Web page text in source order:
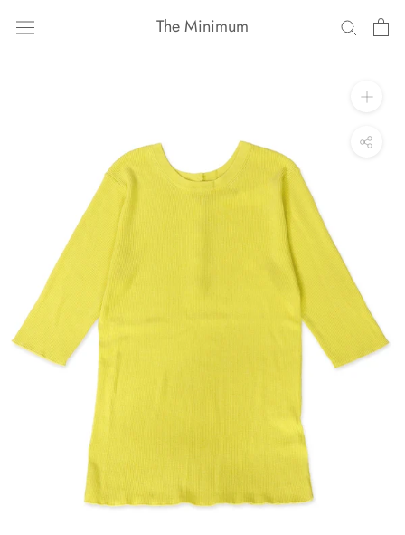
ッ
る
The Minimum